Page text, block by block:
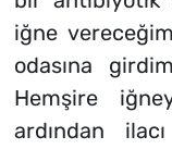
iğne
odasına
Hemşire
ardından